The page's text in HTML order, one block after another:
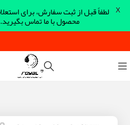
لطفاً قبل از ثبت سفارش، برای
محصول با ما تماس بگیرید.
X